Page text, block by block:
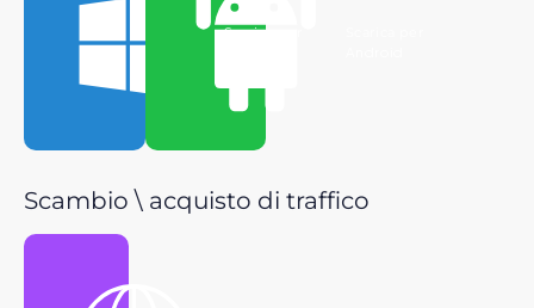
Scarica per
Scambio \ acquisto di traffico